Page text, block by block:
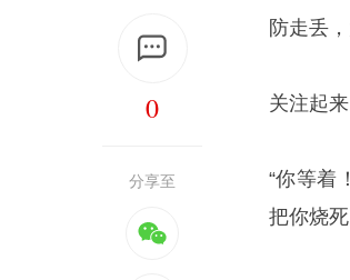
0
分享至
防走丢
关注起
“你等着
把你烧